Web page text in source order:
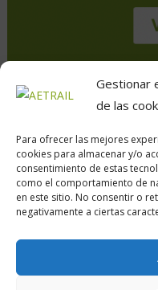
Gestionar
de las
Para ofrecer las mejores
cookies para almacenar y/o
consentimiento de estas
como el comportamiento de
en este sitio. No consentir o
negativamente a ciertas
Calle Daoiz,